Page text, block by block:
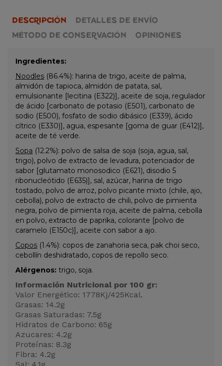
DESCRIPCIÓN
DETALLES DE ENVÍO
MÉTODO DE CONSERVACIÓN
OPINIONES
Ingredientes:
Noodles (86.4%): harina de trigo, aceite de palma,
almidón de tapioca, almidón de patata, sal,
emulsionante [lecitina (E322)], aceite de soja, regulador
de ácido [carbonato de potasio (E501), carbonato de
sodio (E500), fosfato de sodio dibásico (E339), ácido
cítrico (E330)], agua, espesante [goma de guar (E412)],
aceite de té verde.
Sopa (12.2%): polvo de salsa de soja (soja, agua, sal,
trigo), polvo de extracto de levadura, potenciador de
sabor [glutamato monosodico (E621), disodio 5
ribonucleótido (E635)], sal, azúcar, harina de trigo
tostado, polvo de arroz, polvo picante mixto (chile, ajo,
cebolla), polvo de extracto de chili, polvo de pimienta
negra, polvo de pimienta roja, aceite de palma, cebolla
en polvo, extracto de paprika, colorante [polvo de
caramelo (E150c)], aceite con sabor a ajo.
Copos (1.4%): copos de zanahoria seca, pak choi seco,
cebollín deshidratado, copos de repollo seco.
Alérgenos: trigo, soja.
Información Nutricional por 100 gr:
Valor Energético: 1778Kj/425Kcal.
Grasas: 14.2g
Grasas Saturadas: 7.5g
Hidratos de Carbono: 65g
Azucares: 4.2g
Proteínas: 8.3g
Fibra: 4.2g
Sal: 4.1g